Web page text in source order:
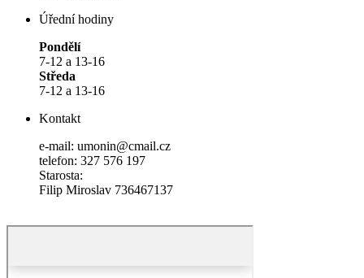
Úřední hodiny
Pondělí
7-12 a 13-16
Středa
7-12 a 13-16
Kontakt
e-mail: umonin@cmail.cz
telefon: 327 576 197
Starosta:
Filip Miroslav 736467137